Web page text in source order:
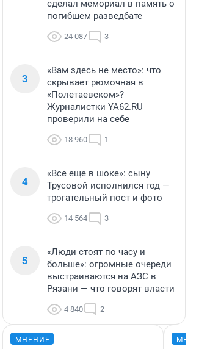
сделал мемориал в память о
погибшем разведбате
24 087 3
3
«Вам здесь не место»: что
скрывает рюмочная в
«Полетаевском»?
Журналистки YA62.RU
проверили на себе
18 960 1
4
«Все еще в шоке»: сыну
Трусовой исполнился год —
трогательный пост и фото
14 564 3
5
«Люди стоят по часу и
больше»: огромные очереди
выстраиваются на АЗС в
Рязани — что говорят власти
4 840 2
МНЕНИЕ